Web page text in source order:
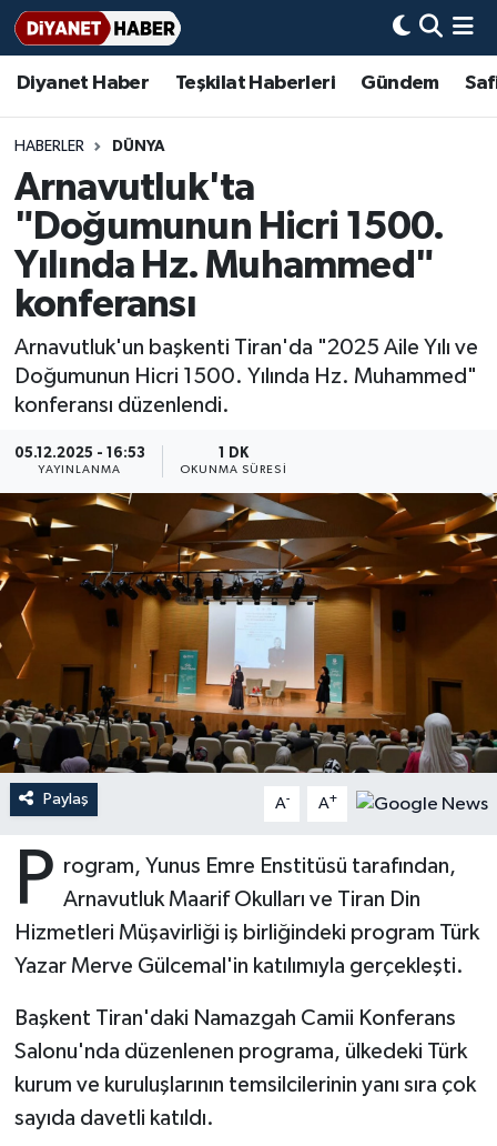
Diyanet Haber Teşkilat Haberleri Gündem
HABERLER DÜNYA
Arnavutluk'ta
"Doğumunun Hicri 1500.
Yılında Hz. Muhammed"
konferansı
Arnavutluk'un başkenti Tiran'da "2025 Aile Yılı ve
Doğumunun Hicri 1500. Yılında Hz. Muhammed"
konferansı düzenlendi.
05.12.2025 - 16:53
YAYINLANMA
1 DK
OKUNMA SÜRESI
Paylaş A- A+
P rogram, Yunus Emre Enstitüsü tarafından,
Arnavutluk Maarif Okulları ve Tiran Din
Hizmetleri Müşavirliği iş birliğindeki program Türk
Yazar Merve Gülcemal'in katılımıyla gerçekleşti.
Başkent Tiran'daki Namazgah Camii Konferans
Salonu'nda düzenlenen programa, ülkedeki Türk
kurum ve kuruluşlarının temsilcilerinin yanı sıra çok
sayıda davetli katıldı.
Diyanet Haber
Teşkilat Haberleri
Adana Müftülüğü
Adıyaman Müftülüğü
Afyonkarahisar Müftülüğü
Ağrı Müftülüğü
Aksaray Müftülüğü
Amasya Müftülüğü
Antalya Müftülüğü
Ardahan Müftülüğü
Artvin Müftülüğü
Aydın Müftülüğü
Balıkesir Müftülüğü
Bartın Müftülüğü
Batman Müftülüğü
Bayburt Müftülüğü
Bilecik Müftülüğü
Bitlis Müftülüğü
Gündem
#Keşfet
Bir Ayet
Bir Hikaye
Biyografiler
Dini kavramlar
Diyanet Bilgi
Diyanet Takvimi
Hadislerle İslam
Kurban
Mukabele
Peygamberimizin Hayatı
Ramazan
Sahabeler
Zekat
Basında Bugün
DİYANET eKİTAP
Aile Dergisi
Aylık Dergi
DİYANET AKADEMİ
DİYANET GENÇLİK
DİYANET RADYO/TV
DEPREM
Dünya
Eğitim
İmam Hatip Okulları
Kültür-Sanat
Sağlık
Başmakale
Hadis-i Şerifler
Hayat Okumaları
Nöbetçi Eczaneler
Hava Durumu
Ankara Namaz Vakitleri
Trafik Durumu
Süper Lig Puan Durumu ve Fikstür
Tüm Manşetler
Haber Arşivi